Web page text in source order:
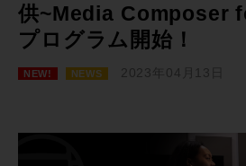
供~Media Composer
プログラム開始！
NEW! NEWS 2023年04月13日